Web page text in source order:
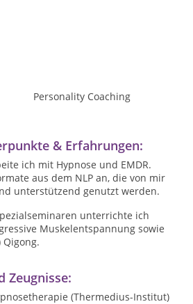
Personality Coaching
& Erfahrungen:
ich mit Hypnose und EMDR.
aus dem NLP an, die von mir
unterstützend genutzt werden.
unterrichte ich
Muskelentspannung sowie
Zeugnisse:
(Thermedius-Institut)